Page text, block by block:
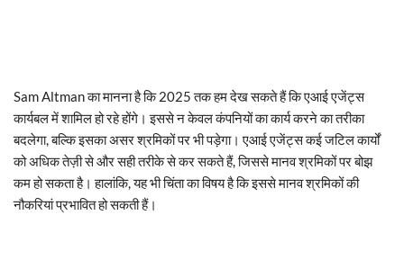
Sam Altman का मानना ​​है कि 2025 तक हम देख सकते हैं कि एआई एजेंट्स
कार्यबल में शामिल हो रहे होंगे। इससे न केवल कंपनियों का कार्य करने का तरीका
बदलेगा, बल्कि इसका असर श्रमिकों पर भी पड़ेगा। एआई एजेंट्स कई जटिल कार्यों
को अधिक तेज़ी से और सही तरीके से कर सकते हैं, जिससे मानव श्रमिकों पर बोझ
कम हो सकता है। हालांकि, यह भी चिंता का विषय है कि इससे मानव श्रमिकों की
नौकरियां प्रभावित हो सकती हैं।